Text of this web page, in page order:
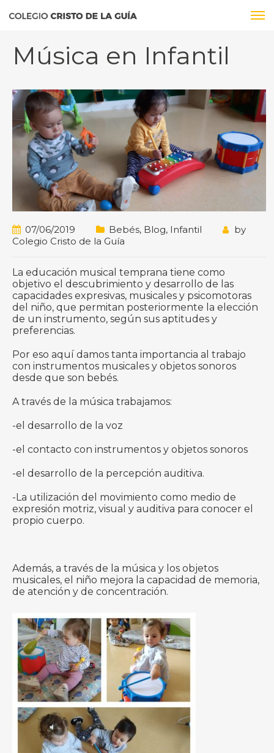
Música en Infantil
07/06/2019 Bebés, Blog, Infantil
by
Colegio Cristo de la Guía
La educación musical temprana tiene como
objetivo el descubrimiento y desarrollo de las
capacidades expresivas, musicales y psicomotoras
del niño, que permitan posteriormente la elección
de un instrumento, según sus aptitudes y
preferencias.
Por eso aquí damos tanta importancia al trabajo
con instrumentos musicales y objetos sonoros
desde que son bebés.
A través de la música trabajamos:
-el desarrollo de la voz
-el contacto con instrumentos y objetos sonoros
-el desarrollo de la percepción auditiva.
-La utilización del movimiento como medio de
expresión motriz, visual y auditiva para conocer el
propio cuerpo.
Además, a través de la música y los objetos
musicales, el niño mejora la capacidad de memoria,
de atención y de concentración.